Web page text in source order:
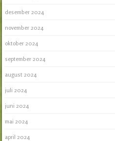
desember 2024
november 2024
oktober 2024
september 2024
august 2024
juli 2024
juni 2024
mai 2024
april 2024